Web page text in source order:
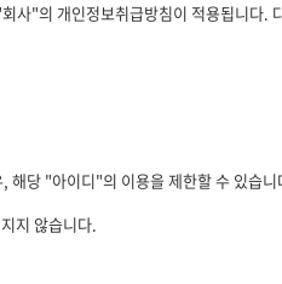
사"의 개인정보취급방침이 적용됩니다.
당 "아이디"의 이용을 제한할 수 있습니
지 않습니다.